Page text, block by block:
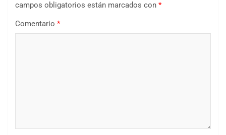
campos obligatorios están marcados con *
Comentario *